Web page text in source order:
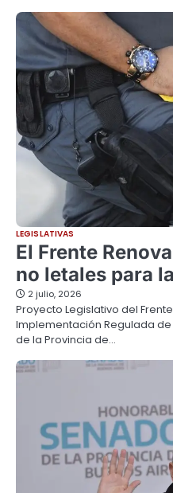
LEGISLATIVAS
El Frente
no letales para
2 julio, 2026
Proyecto Legislativo del
Implementación Regulada de
de la Provincia de…